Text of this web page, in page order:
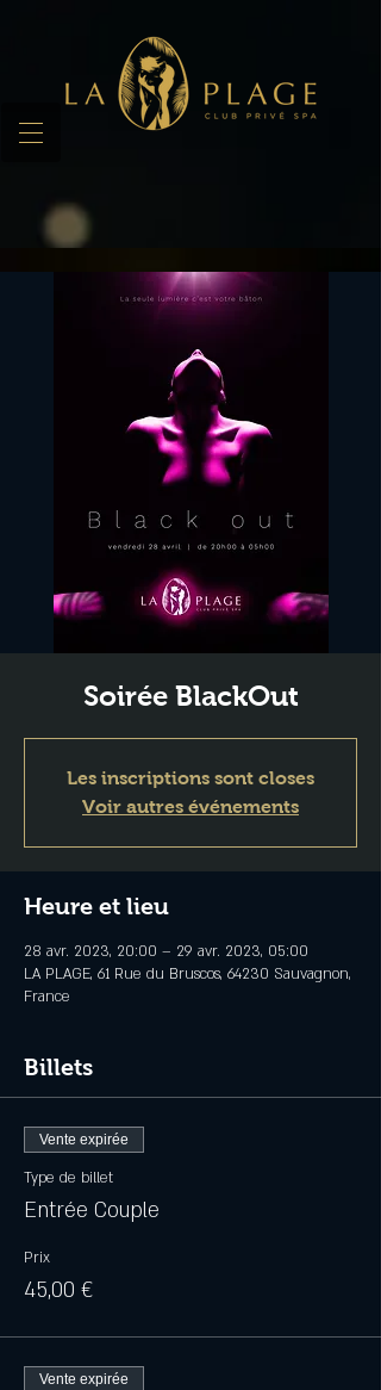
Soirée BlackOut
Les inscriptions sont closes
Voir autres événements
Heure et lieu
28 avr. 2023, 20:00 – 29 avr. 2023, 05:00
LA PLAGE, 61 Rue du Bruscos, 64230 Sauvagnon,
France
Billets
Vente expirée
Type de billet
Entrée Couple
Prix
45,00 €
Vente expirée